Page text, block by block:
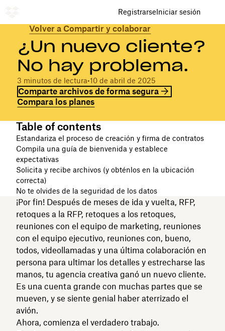
RegistrarseIniciar sesión
Volver a Compartir y colaborar
¿Un nuevo cliente?
No hay problema.
3 minutos de lectura•10 de abril de 2025
Comparte archivos de forma segura
Compara los planes
Table of contents
Estandariza el proceso de creación y firma de contratos
Compila una guía de bienvenida y establece
expectativas
Solicita y recibe archivos (y obténlos en la ubicación
correcta)
No te olvides de la seguridad de los datos
¡Por fin! Después de meses de ida y vuelta, RFP,
retoques a la RFP, retoques a los retoques,
reuniones con el equipo de marketing, reuniones
con el equipo ejecutivo, reuniones con, bueno,
todos, videollamadas y una última colaboración en
persona para ultimar los detalles y estrecharse las
manos, tu agencia creativa ganó un nuevo cliente.
Es una cuenta grande con muchas partes que se
mueven, y se siente genial haber aterrizado el
avión.
Ahora, comienza el verdadero trabajo.